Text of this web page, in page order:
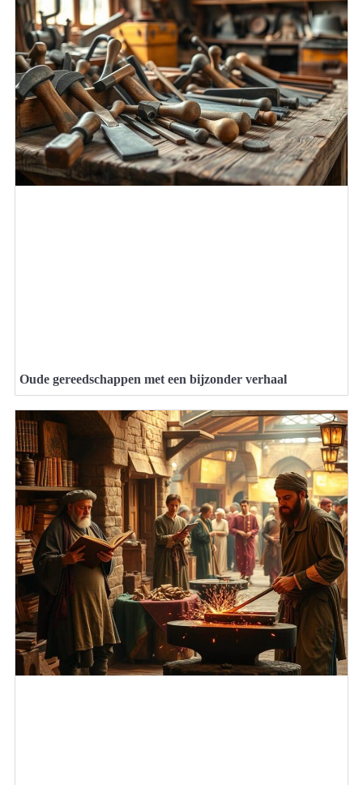
Oude gereedschappen met een bijzonder verhaal